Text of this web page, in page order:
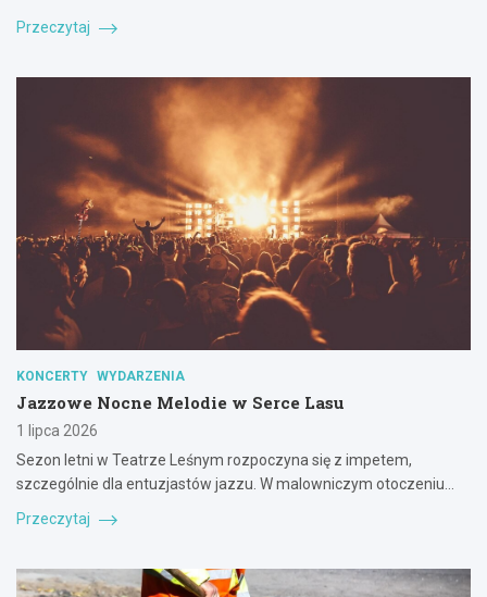
Przeczytaj
KONCERTY WYDARZENIA
Jazzowe Nocne Melodie w Serce Lasu
1 lipca 2026
Sezon letni w Teatrze Leśnym rozpoczyna się z impetem,
szczególnie dla entuzjastów jazzu. W malowniczym otoczeniu…
Przeczytaj